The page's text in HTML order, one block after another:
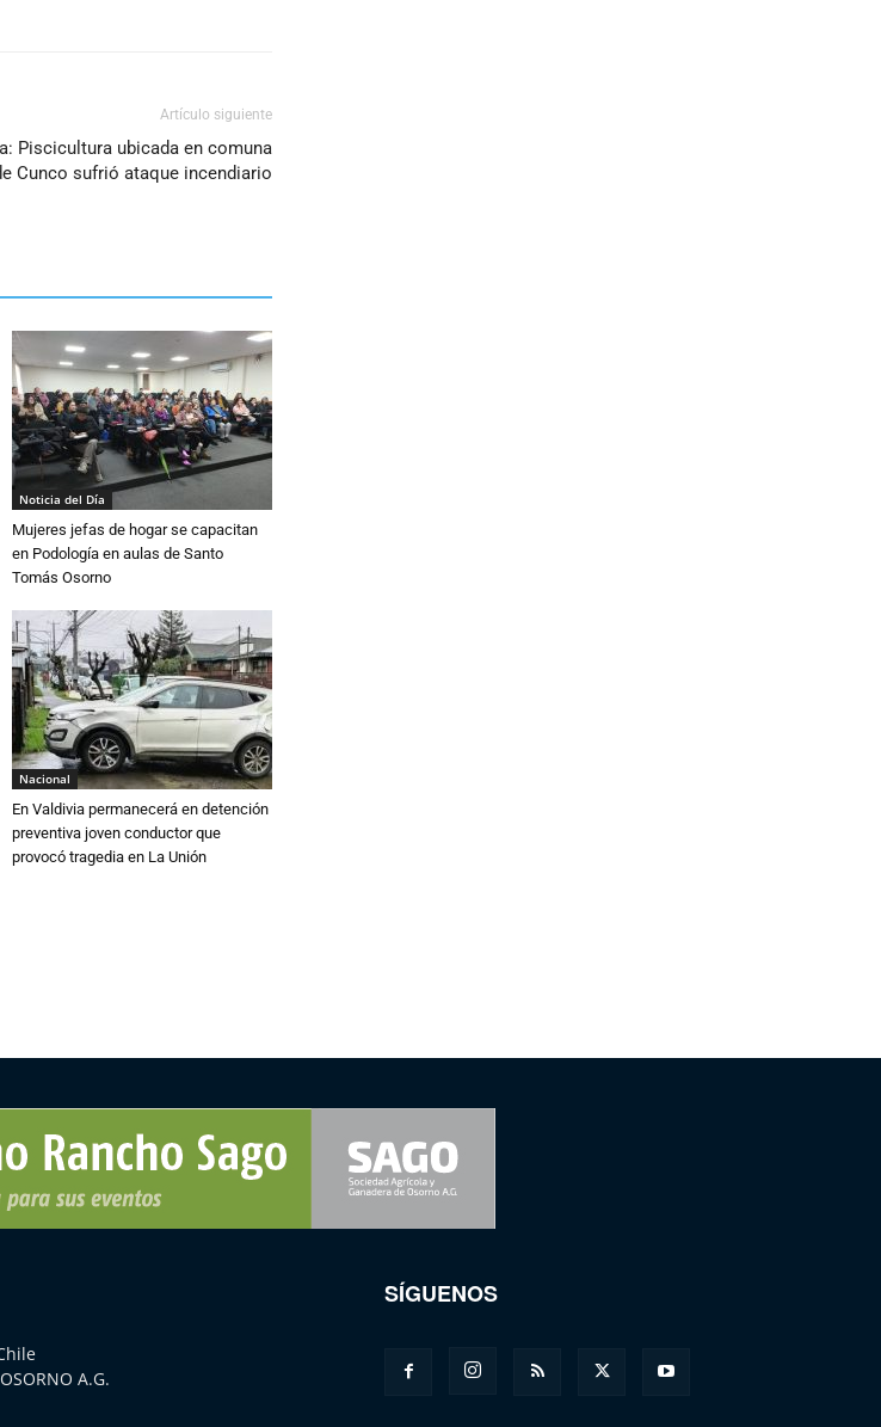
Artículo siguiente
Piscicultura ubicada en comuna
Cunco sufrió ataque incendiario
Noticia del Día
Mujeres jefas de hogar se capacitan
en Podología en aulas de Santo
Tomás Osorno
Nacional
En Valdivia permanecerá en detención
preventiva joven conductor que
provocó tragedia en La Unión
A.G.
SÍGUENOS